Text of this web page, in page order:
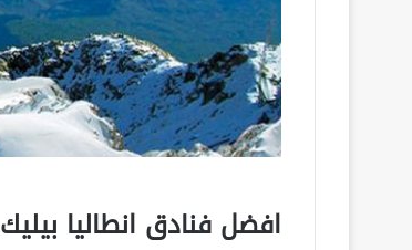
افضل فنادق انطاليا بيليك